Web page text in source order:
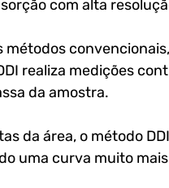
com alta
realiza medições
da amostra.
da área, o método
uma curva muito